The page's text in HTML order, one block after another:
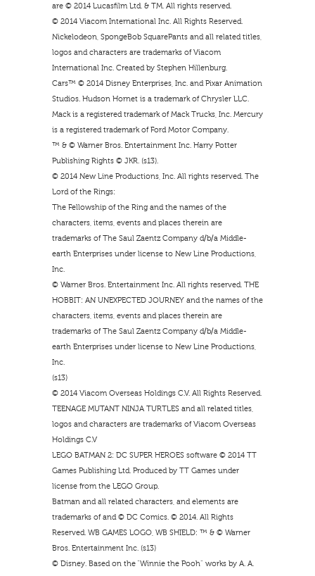
are © 2014 Lucasfilm Ltd. & TM. All rights reserved.
© 2014 Viacom International Inc. All Rights Reserved.
Nickelodeon, SpongeBob SquarePants and all related titles,
logos and characters are trademarks of Viacom
International Inc. Created by Stephen Hillenburg.
Cars™ © 2014 Disney Enterprises, Inc. and Pixar Animation
Studios. Hudson Hornet is a trademark of Chrysler LLC.
Mack is a registered trademark of Mack Trucks, Inc. Mercury
is a registered trademark of Ford Motor Company.
™ & © Warner Bros. Entertainment Inc. Harry Potter
Publishing Rights © JKR. (s13).
© 2014 New Line Productions, Inc. All rights reserved. The
Lord of the Rings:
The Fellowship of the Ring and the names of the
characters, items, events and places therein are
trademarks of The Saul Zaentz Company d/b/a Middle-
earth Enterprises under license to New Line Productions,
Inc.
© Warner Bros. Entertainment Inc. All rights reserved. THE
HOBBIT: AN UNEXPECTED JOURNEY and the names of the
characters, items, events and places therein are
trademarks of The Saul Zaentz Company d/b/a Middle-
earth Enterprises under license to New Line Productions,
Inc.
(s13)
© 2014 Viacom Overseas Holdings C.V. All Rights Reserved.
TEENAGE MUTANT NINJA TURTLES and all related titles,
logos and characters are trademarks of Viacom Overseas
Holdings C.V
LEGO BATMAN 2: DC SUPER HEROES software © 2014 TT
Games Publishing Ltd. Produced by TT Games under
license from the LEGO Group.
Batman and all related characters, and elements are
trademarks of and © DC Comics. © 2014. All Rights
Reserved. WB GAMES LOGO, WB SHIELD: ™ & © Warner
Bros. Entertainment Inc. (s13)
© Disney. Based on the “Winnie the Pooh” works by A. A.